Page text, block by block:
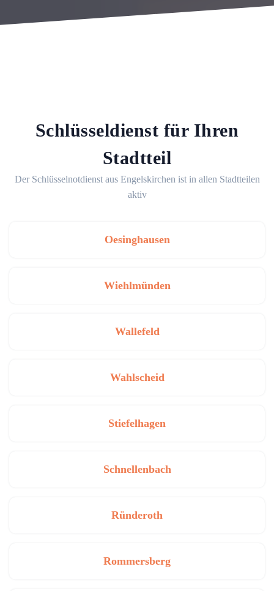
Schlüsseldienst für Ihren
Stadtteil
Der Schlüsselnotdienst aus Engelskirchen ist in allen Stadtteilen
aktiv
Oesinghausen
Wiehlmünden
Wallefeld
Wahlscheid
Stiefelhagen
Schnellenbach
Ründeroth
Rommersberg